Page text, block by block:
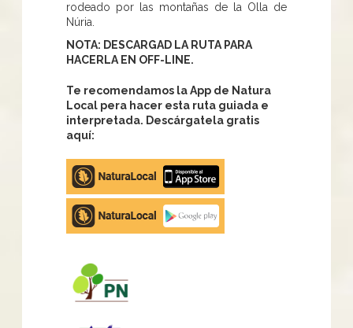
rodeado por las montañas de la Olla de
Núria.
NOTA: DESCARGAD LA RUTA PARA
HACERLA EN OFF-LINE.
Te recomendamos la App de Natura
Local pera hacer esta ruta guiada e
interpretada. Descárgatela gratis
aquí:
Apple
store
Google
Play